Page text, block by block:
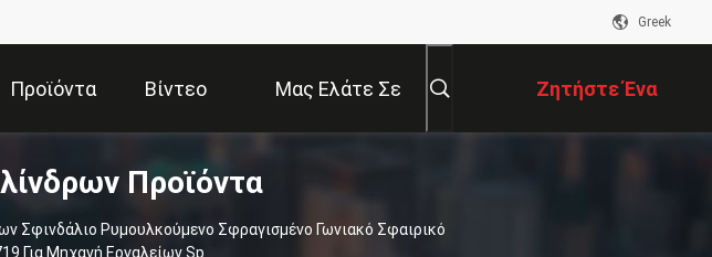
Greek
Προϊόντα Βίντεο Μας Ελάτε Σε Ζητήστε Ένα
Απόσπασμα
Προϊόντα
Σφινδάλιο Ρυμουλκούμενο Σφραγισμένο Γωνιακό Σφαιρικό
Για Μηχανή Εργαλείων Sp